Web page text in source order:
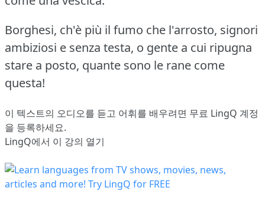
Borghesi, ch'è più il fumo che l'arrosto, signori
ambiziosi e senza testa, o gente a cui ripugna
stare a posto, quante sono le rane come
questa!
이 텍스트의 오디오를 듣고 어휘를 배우려면 무료 LingQ 계정
을 등록하세요.
LingQ에서 이 강의 열기